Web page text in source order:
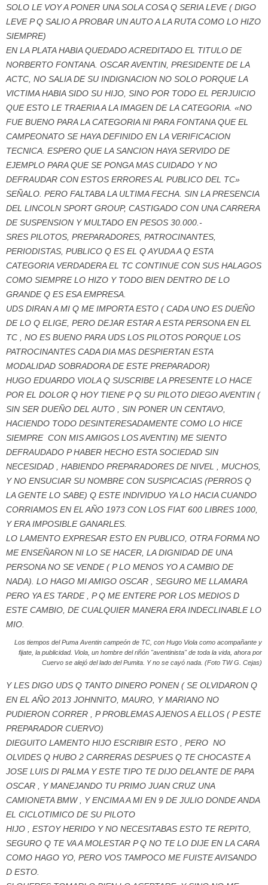
SOLO LE VOY A PONER UNA SOLA COSA Q SERIA LEVE ( DIGO
LEVE P Q SALIO A PROBAR UN AUTO A LA RUTA COMO LO HIZO
SIEMPRE)
EN LA PLATA HABIA QUEDADO ACREDITADO EL TITULO DE
NORBERTO FONTANA. OSCAR AVENTIN, PRESIDENTE DE LA
ACTC, NO SALIA DE SU INDIGNACION NO SOLO PORQUE LA
VICTIMA HABIA SIDO SU HIJO, SINO POR TODO EL PERJUICIO
QUE ESTO LE TRAERIA A LA IMAGEN DE LA CATEGORIA. «NO
FUE BUENO PARA LA CATEGORIA NI PARA FONTANA QUE EL
CAMPEONATO SE HAYA DEFINIDO EN LA VERIFICACION
TECNICA. ESPERO QUE LA SANCION HAYA SERVIDO DE
EJEMPLO PARA QUE SE PONGA MAS CUIDADO Y NO
DEFRAUDAR CON ESTOS ERRORES AL PUBLICO DEL TC»
SEÑALO. PERO FALTABA LA ULTIMA FECHA. SIN LA PRESENCIA
DEL LINCOLN SPORT GROUP, CASTIGADO CON UNA CARRERA
DE SUSPENSION Y MULTADO EN PESOS 30.000.-
SRES PILOTOS, PREPARADORES, PATROCINANTES,
PERIODISTAS, PUBLICO Q ES EL Q AYUDA A Q ESTA
CATEGORIA VERDADERA EL TC CONTINUE CON SUS HALAGOS
COMO SIEMPRE LO HIZO Y TODO BIEN DENTRO DE LO
GRANDE Q ES ESA EMPRESA.
UDS DIRAN A MI Q ME IMPORTA ESTO ( CADA UNO ES DUEÑO
DE LO Q ELIGE, PERO DEJAR ESTAR A ESTA PERSONA EN EL
TC , NO ES BUENO PARA UDS LOS PILOTOS PORQUE LOS
PATROCINANTES CADA DIA MAS DESPIERTAN ESTA
MODALIDAD SOBRADORA DE ESTE PREPARADOR)
HUGO EDUARDO VIOLA Q SUSCRIBE LA PRESENTE LO HACE
POR EL DOLOR Q HOY TIENE P Q SU PILOTO DIEGO AVENTIN (
SIN SER DUEÑO DEL AUTO , SIN PONER UN CENTAVO,
HACIENDO TODO DESINTERESADAMENTE COMO LO HICE
SIEMPRE CON MIS AMIGOS LOS AVENTIN) ME SIENTO
DEFRAUDADO P HABER HECHO ESTA SOCIEDAD SIN
NECESIDAD , HABIENDO PREPARADORES DE NIVEL , MUCHOS,
Y NO ENSUCIAR SU NOMBRE CON SUSPICACIAS (PERROS Q
LA GENTE LO SABE) Q ESTE INDIVIDUO YA LO HACIA CUANDO
CORRIAMOS EN EL AÑO 1973 CON LOS FIAT 600 LIBRES 1000,
Y ERA IMPOSIBLE GANARLES.
LO LAMENTO EXPRESAR ESTO EN PUBLICO, OTRA FORMA NO
ME ENSEÑARON NI LO SE HACER, LA DIGNIDAD DE UNA
PERSONA NO SE VENDE ( P LO MENOS YO A CAMBIO DE
NADA). LO HAGO MI AMIGO OSCAR , SEGURO ME LLAMARA
PERO YA ES TARDE , P Q ME ENTERE POR LOS MEDIOS D
ESTE CAMBIO, DE CUALQUIER MANERA ERA INDECLINABLE LO
MIO.
Los tiempos del Puma Aventin campeón de TC, con Hugo Viola como acompañante y
fijate, la publicidad. Viola, un hombre del riñón "aventinista" de toda la vida, ahora por
Cuervo se alejó del lado del Pumita. Y no se cayó nada. (Foto TW G. Cejas)
Y LES DIGO UDS Q TANTO DINERO PONEN ( SE OLVIDARON Q
EN EL AÑO 2013 JOHNNITO, MAURO, Y MARIANO NO
PUDIERON CORRER , P PROBLEMAS AJENOS A ELLOS ( P ESTE
PREPARADOR CUERVO)
DIEGUITO LAMENTO HIJO ESCRIBIR ESTO , PERO NO
OLVIDES Q HUBO 2 CARRERAS DESPUES Q TE CHOCASTE A
JOSE LUIS DI PALMA Y ESTE TIPO TE DIJO DELANTE DE PAPA
OSCAR , Y MANEJANDO TU PRIMO JUAN CRUZ UNA
CAMIONETA BMW , Y ENCIMA A MI EN 9 DE JULIO DONDE ANDA
EL CICLOTIMICO DE SU PILOTO
HIJO , ESTOY HERIDO Y NO NECESITABAS ESTO TE REPITO,
SEGURO Q TE VA A MOLESTAR P Q NO TE LO DIJE EN LA CARA
COMO HAGO YO, PERO VOS TAMPOCO ME FUISTE AVISANDO
D ESTO.